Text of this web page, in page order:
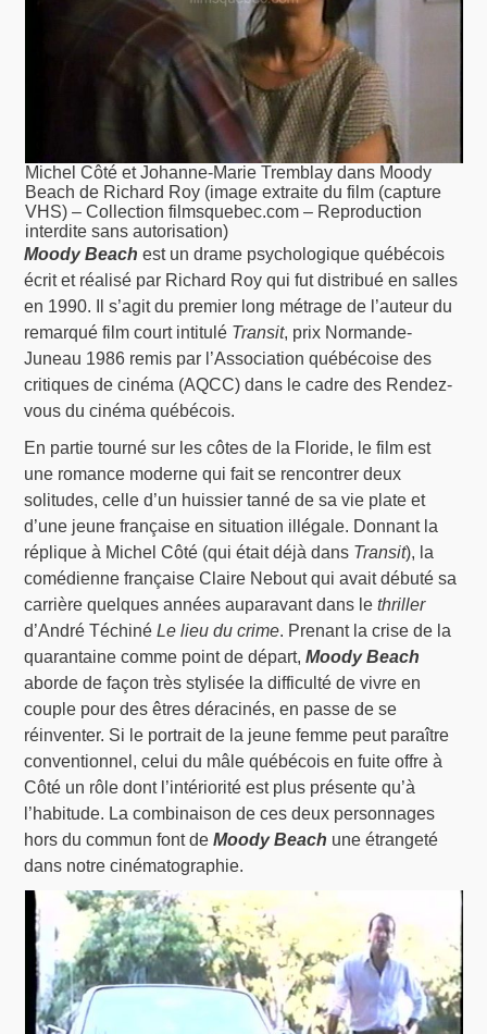
Michel Côté et Johanne-Marie Tremblay dans Moody
Beach de Richard Roy (image extraite du film (capture
VHS) – Collection filmsquebec.com – Reproduction
interdite sans autorisation)
Moody Beach est un drame psychologique québécois
écrit et réalisé par Richard Roy qui fut distribué en salles
en 1990. Il s’agit du premier long métrage de l’auteur du
remarqué film court intitulé Transit, prix Normande-
Juneau 1986 remis par l’Association québécoise des
critiques de cinéma (AQCC) dans le cadre des Rendez-
vous du cinéma québécois.
En partie tourné sur les côtes de la Floride, le film est
une romance moderne qui fait se rencontrer deux
solitudes, celle d’un huissier tanné de sa vie plate et
d’une jeune française en situation illégale. Donnant la
réplique à Michel Côté (qui était déjà dans Transit), la
comédienne française Claire Nebout qui avait débuté sa
carrière quelques années auparavant dans lethriller
d’André TéchinéLe lieu du crime. Prenant la crise de la
quarantaine comme point de départ,Moody Beach
aborde de façon très stylisée la difficulté de vivre en
couple pour des êtres déracinés, en passe de se
réinventer. Si le portrait de la jeune femme peut paraître
conventionnel, celui du mâle québécois en fuite offre à
Côté un rôle dont l’intériorité est plus présente qu’à
l’habitude. La combinaison de ces deux personnages
hors du commun font deMoody Beach une étrangeté
dans notre cinématographie.